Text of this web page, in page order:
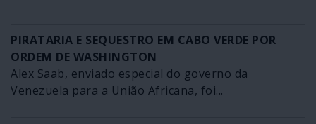
PIRATARIA E SEQUESTRO EM CABO VERDE POR
ORDEM DE WASHINGTON
Alex Saab, enviado especial do governo da
Venezuela para a União Africana, foi...